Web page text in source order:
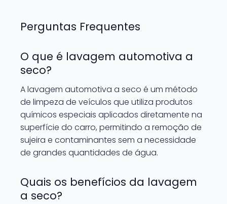
Perguntas Frequentes
O que é lavagem automotiva a
seco?
A lavagem automotiva a seco é um método
de limpeza de veículos que utiliza produtos
químicos especiais aplicados diretamente na
superfície do carro, permitindo a remoção de
sujeira e contaminantes sem a necessidade
de grandes quantidades de água.
Quais os benefícios da lavagem
a seco?